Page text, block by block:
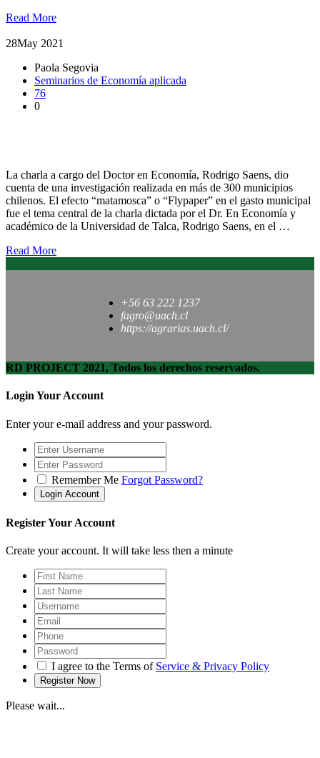
Read More
28May 2021
Paola Segovia
Seminarios de Economía aplicada
76
0
La charla a cargo del Doctor en Economía, Rodrigo Saens, dio
cuenta de una investigación realizada en más de 300 municipios
chilenos. El efecto “matamosca” o “Flypaper” en el gasto municipal
fue el tema central de la charla dictada por el Dr. En Economía y
académico de la Universidad de Talca, Rodrigo Saens, en el …
Read More
+56 63 222 1237
fagro@uach.cl
https://agrarias.uach.cl/
RD PROJECT 2021, Todos los derechos reservados.
Login Your Account
Enter your e-mail address and your password.
Remember Me Forgot Password?
Register Your Account
Create your account. It will take less then a minute
I agree to the Terms of Service & Privacy Policy
Please wait...